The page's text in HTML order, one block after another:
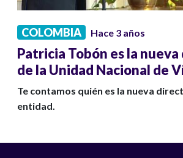
COLOMBIA Hace 3 años
Patricia Tobón es la
de la Unidad Nacional de
Te contamos quién es la nueva
entidad.